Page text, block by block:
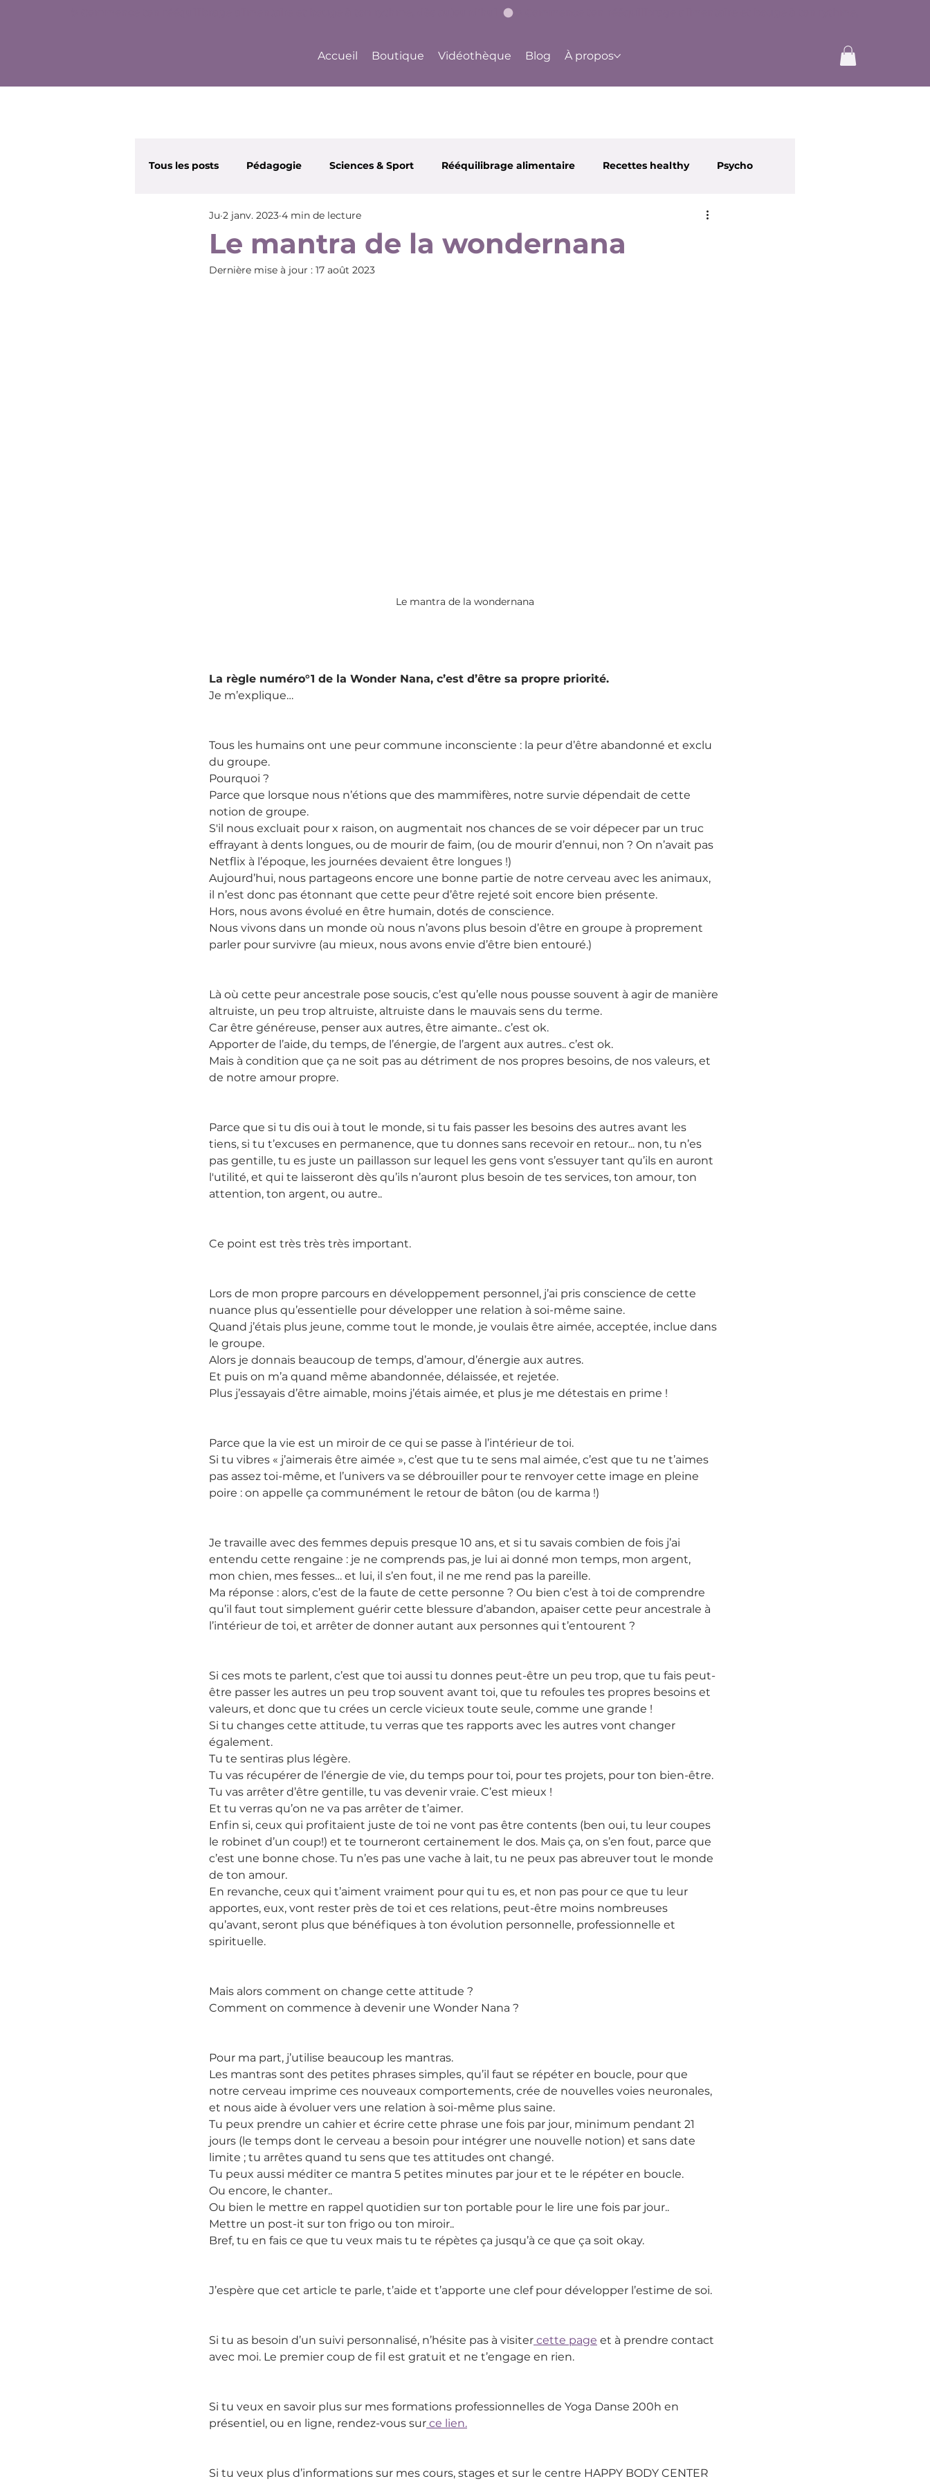
Accueil Boutique Vidéothèque Blog À propos
Tous les posts Pédagogie Sciences & Sport Rééquilibrage alimentaire Recettes healthy Psycho
Wonder Nana Beauté et Santé
Le mantra de la wondernana
Ju 2 janv. 2023 4 min de lecture
Dernière mise à jour : 17 août 2023
Le mantra de la wondernana
La règle numéro°1 de la Wonder Nana, c’est d’être sa propre priorité.
Je m’explique…
Tous les humains ont une peur commune inconsciente : la peur d’être abandonné et exclu
du groupe.
Pourquoi ?
Parce que lorsque nous n’étions que des mammifères, notre survie dépendait de cette
notion de groupe.
S'il nous excluait pour x raison, on augmentait nos chances de se voir dépecer par un truc
effrayant à dents longues, ou de mourir de faim, (ou de mourir d’ennui, non ? On n’avait pas
Netflix à l’époque, les journées devaient être longues !)
Aujourd’hui, nous partageons encore une bonne partie de notre cerveau avec les animaux,
il n’est donc pas étonnant que cette peur d’être rejeté soit encore bien présente.
Hors, nous avons évolué en être humain, dotés de conscience.
Nous vivons dans un monde où nous n’avons plus besoin d’être en groupe à proprement
parler pour survivre (au mieux, nous avons envie d’être bien entouré.)
Là où cette peur ancestrale pose soucis, c’est qu’elle nous pousse souvent à agir de manière
altruiste, un peu trop altruiste, altruiste dans le mauvais sens du terme.
Car être généreuse, penser aux autres, être aimante.. c’est ok.
Apporter de l’aide, du temps, de l’énergie, de l’argent aux autres.. c’est ok.
Mais à condition que ça ne soit pas au détriment de nos propres besoins, de nos valeurs, et
de notre amour propre.
Parce que si tu dis oui à tout le monde, si tu fais passer les besoins des autres avant les
tiens, si tu t’excuses en permanence, que tu donnes sans recevoir en retour... non, tu n’es
pas gentille, tu es juste un paillasson sur lequel les gens vont s’essuyer tant qu’ils en auront
l'utilité, et qui te laisseront dès qu’ils n’auront plus besoin de tes services, ton amour, ton
attention, ton argent, ou autre..
Ce point est très très très important.
Lors de mon propre parcours en développement personnel, j’ai pris conscience de cette
nuance plus qu’essentielle pour développer une relation à soi-même saine.
Quand j’étais plus jeune, comme tout le monde, je voulais être aimée, acceptée, inclue dans
le groupe.
Alors je donnais beaucoup de temps, d’amour, d’énergie aux autres.
Et puis on m’a quand même abandonnée, délaissée, et rejetée.
Plus j’essayais d’être aimable, moins j’étais aimée, et plus je me détestais en prime !
Parce que la vie est un miroir de ce qui se passe à l’intérieur de toi.
Si tu vibres « j’aimerais être aimée », c’est que tu te sens mal aimée, c’est que tu ne t’aimes
pas assez toi-même, et l’univers va se débrouiller pour te renvoyer cette image en pleine
poire : on appelle ça communément le retour de bâton (ou de karma !)
Je travaille avec des femmes depuis presque 10 ans, et si tu savais combien de fois j’ai
entendu cette rengaine : je ne comprends pas, je lui ai donné mon temps, mon argent,
mon chien, mes fesses… et lui, il s’en fout, il ne me rend pas la pareille.
Ma réponse : alors, c’est de la faute de cette personne ? Ou bien c’est à toi de comprendre
qu’il faut tout simplement guérir cette blessure d’abandon, apaiser cette peur ancestrale à
l’intérieur de toi, et arrêter de donner autant aux personnes qui t’entourent ?
Si ces mots te parlent, c’est que toi aussi tu donnes peut-être un peu trop, que tu fais peut-
être passer les autres un peu trop souvent avant toi, que tu refoules tes propres besoins et
valeurs, et donc que tu crées un cercle vicieux toute seule, comme une grande !
Si tu changes cette attitude, tu verras que tes rapports avec les autres vont changer
également.
Tu te sentiras plus légère.
Tu vas récupérer de l’énergie de vie, du temps pour toi, pour tes projets, pour ton bien-être.
Tu vas arrêter d’être gentille, tu vas devenir vraie. C’est mieux !
Et tu verras qu’on ne va pas arrêter de t’aimer.
Enfin si, ceux qui profitaient juste de toi ne vont pas être contents (ben oui, tu leur coupes
le robinet d’un coup!) et te tourneront certainement le dos. Mais ça, on s’en fout, parce que
c’est une bonne chose. Tu n’es pas une vache à lait, tu ne peux pas abreuver tout le monde
de ton amour.
En revanche, ceux qui t’aiment vraiment pour qui tu es, et non pas pour ce que tu leur
apportes, eux, vont rester près de toi et ces relations, peut-être moins nombreuses
qu’avant, seront plus que bénéfiques à ton évolution personnelle, professionnelle et
spirituelle.
Mais alors comment on change cette attitude ?
Comment on commence à devenir une Wonder Nana ?
Pour ma part, j’utilise beaucoup les mantras.
Les mantras sont des petites phrases simples, qu’il faut se répéter en boucle, pour que
notre cerveau imprime ces nouveaux comportements, crée de nouvelles voies neuronales,
et nous aide à évoluer vers une relation à soi-même plus saine.
Tu peux prendre un cahier et écrire cette phrase une fois par jour, minimum pendant 21
jours (le temps dont le cerveau a besoin pour intégrer une nouvelle notion) et sans date
limite ; tu arrêtes quand tu sens que tes attitudes ont changé.
Tu peux aussi méditer ce mantra 5 petites minutes par jour et te le répéter en boucle.
Ou encore, le chanter..
Ou bien le mettre en rappel quotidien sur ton portable pour le lire une fois par jour..
Mettre un post-it sur ton frigo ou ton miroir..
Bref, tu en fais ce que tu veux mais tu te répètes ça jusqu’à ce que ça soit okay.
J’espère que cet article te parle, t’aide et t’apporte une clef pour développer l’estime de soi.
Si tu as besoin d’un suivi personnalisé, n’hésite pas à visiter cette page et à prendre contact
avec moi. Le premier coup de fil est gratuit et ne t’engage en rien.
Si tu veux en savoir plus sur mes formations professionnelles de Yoga Danse 200h en
présentiel, ou en ligne, rendez-vous sur ce lien.
Si tu veux plus d’informations sur mes cours, stages et sur le centre HAPPY BODY CENTER